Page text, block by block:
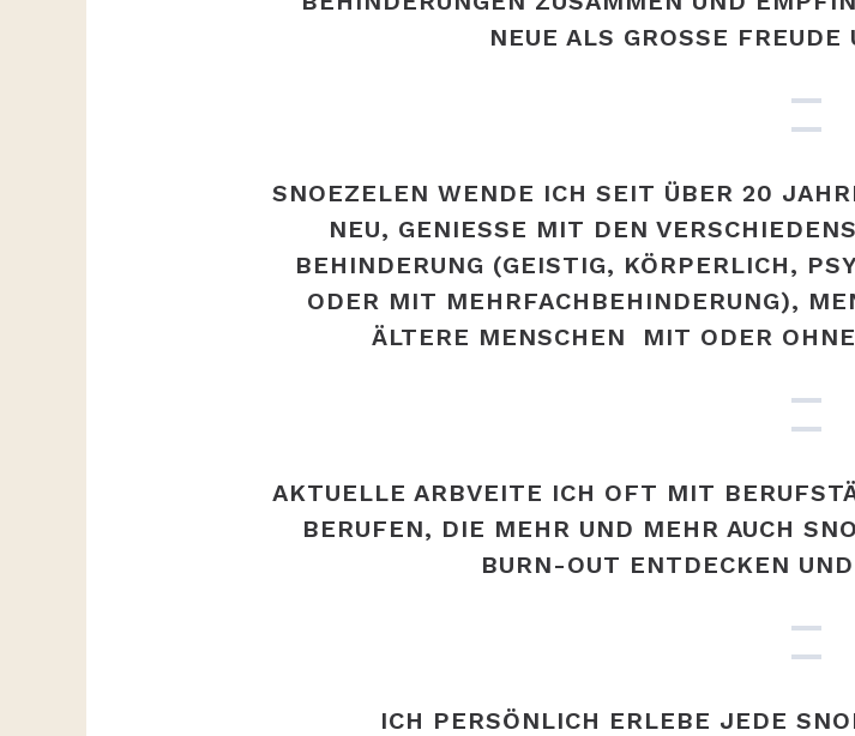
NEUE ALS GROSSE FREUDE
SNOEZELEN WENDE ICH SEIT ÜBER 20
NEU, GENIESSE MIT DEN
EHINDERUNG (GEISTIG, KÖRPERLICH,
DER MIT MEHRFACHBEHINDERUNG),
LTERE MENSCHEN MIT ODER
AKTUELLE ARBVEITE ICH OFT MIT
BERUFEN, DIE MEHR UND MEHR AUCH
BURN-OUT ENTDECKEN
ICH PERSÖNLICH ERLEBE JEDE